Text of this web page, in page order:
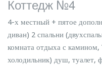
Коттедж №4
4-х местный + пятое
диван) 2 спальни
комната отдыха с
холодильник) душ, туалет,